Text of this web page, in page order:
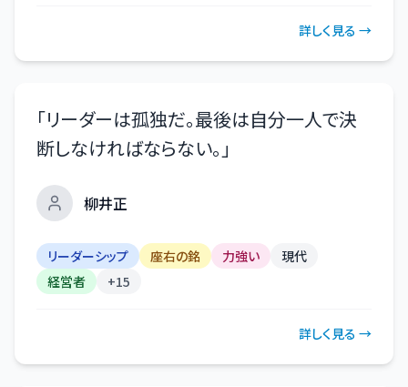
詳しく見る →
「リーダーは孤独だ。最後は自分一人で決
断しなければならない。 」
柳井正
リーダーシップ 座右の銘 力強い
現代
経営者
+15
詳しく見る →